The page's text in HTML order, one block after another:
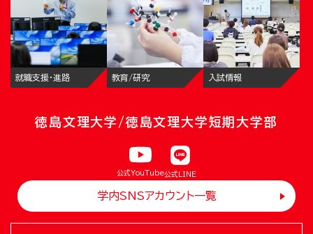
就職支援・進路 教育/研究 入試情報
徳島文理大学/徳島文理大学短期大学部
公式YouTube公式LINE
学内SNSアカウント一覧